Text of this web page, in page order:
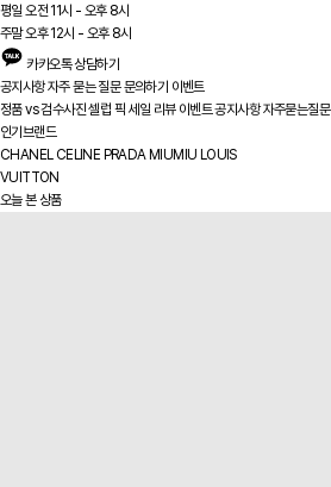
평일 오전 11시 - 오후 8시
주말 오후 12시 - 오후 8시
카카오톡 상담하기
공지사항자주 묻는 질문문의하기 이벤트
정품 vs검수사진셀럽 픽 세일 리뷰 이벤트공지사항 자주묻는질문
인기브랜드
CHANEL CELINE PRADA MIUMIU LOUIS
VUITTON
오늘 본 상품